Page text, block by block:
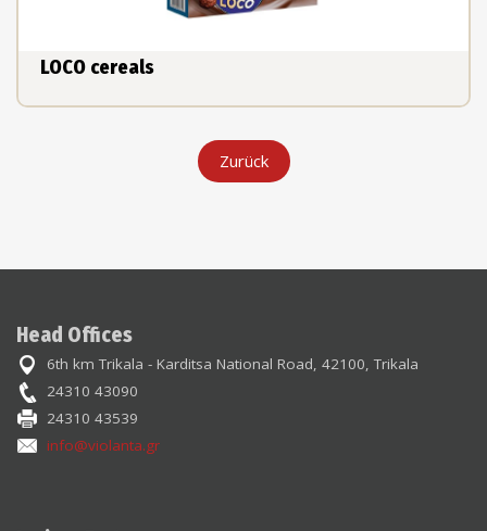
LOCO cereals
Zurück
Head Offices
6th km Trikala - Karditsa National Road, 42100, Trikala
24310 43090
24310 43539
info@violanta.gr